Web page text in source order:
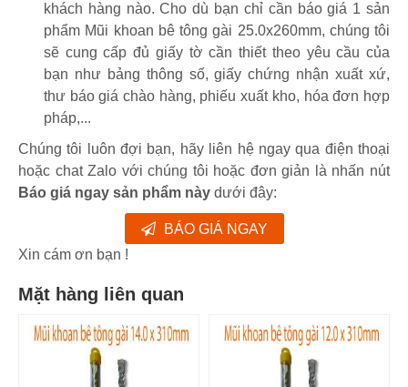
khách hàng nào. Cho dù bạn chỉ cần báo giá 1 sản
phẩm Mũi khoan bê tông gài 25.0x260mm, chúng tôi
sẽ cung cấp đủ giấy tờ cần thiết theo yêu cầu của
bạn như bảng thông số, giấy chứng nhận xuất xứ,
thư báo giá chào hàng, phiếu xuất kho, hóa đơn hợp
pháp,...
Chúng tôi luôn đợi bạn, hãy liên hệ ngay qua điện thoại
hoặc chat Zalo với chúng tôi hoặc đơn giản là nhấn nút
Báo giá ngay sản phẩm này dưới đây:
BÁO GIÁ NGAY
Xin cám ơn bạn !
Mặt hàng liên quan